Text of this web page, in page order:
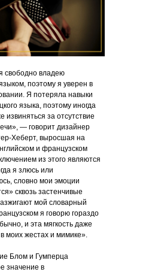
свободно владею
поэтому я уверен в
Я потеряла навыки
языка, поэтому иногда
извиняться за отсутствие
— говорит дизайнер
Хеберт, выросшая на
и французском
из этого являются
я злюсь или
словно мои эмоции
сквозь застенчивые
мой словарный
я говорю гораздо
и эта мягкость даже
моих жестах и мимике».
Блом и Гумперца
значение в